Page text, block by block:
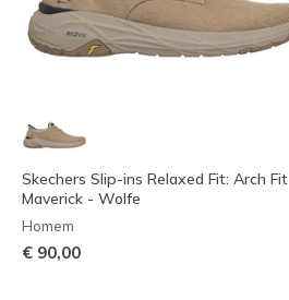
Skechers Slip-ins Relaxed Fit: Arch Fit
Maverick - Wolfe
Homem
€ 90,00